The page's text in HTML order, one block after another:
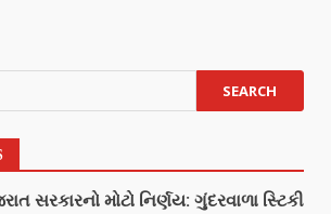
સરકારનો મોટો નિર્ણય: ગુંદરવાળા સ્ટિકી